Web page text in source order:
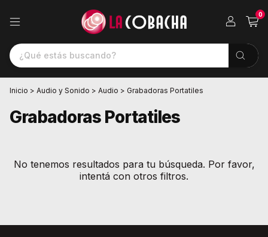
0
Inicio > Audio y Sonido > Audio > Grabadoras Portatiles
Grabadoras Portatiles
No tenemos resultados para tu búsqueda. Por favor,
intentá con otros filtros.